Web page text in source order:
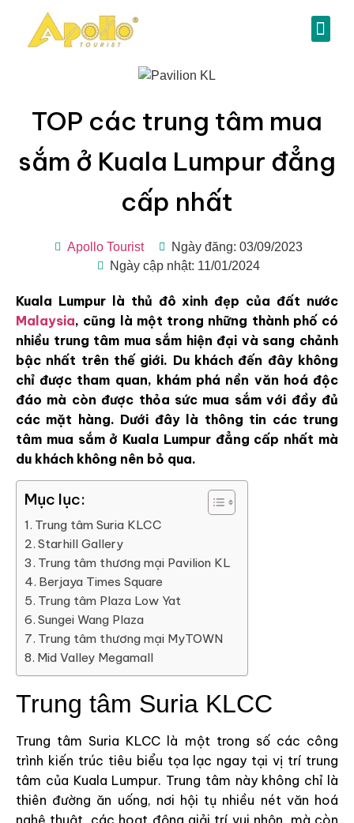
TOP các trung tâm mua
sắm ở Kuala Lumpur đẳng
cấp nhất
Apollo Tourist
Ngày đăng: 03/09/2023
Ngày cập nhật: 11/01/2024
Kuala Lumpur là thủ đô xinh đẹp của đất nước
Malaysia, cũng là một trong những thành phố có
nhiều trung tâm mua sắm hiện đại và sang chảnh
bậc nhất trên thế giới. Du khách đến đây không
chỉ được tham quan, khám phá nền văn hoá độc
đáo mà còn được thỏa sức mua sắm với đầy đủ
các mặt hàng. Dưới đây là thông tin các trung
tâm mua sắm ở Kuala Lumpur đẳng cấp nhất mà
du khách không nên bỏ qua.
Mục lục:
Trung tâm Suria KLCC
Starhill Gallery
Trung tâm thương mại Pavilion KL
Berjaya Times Square
Trung tâm Plaza Low Yat
Sungei Wang Plaza
Trung tâm thương mại MyTOWN
Mid Valley Megamall
Trung tâm Suria KLCC
Trung tâm Suria KLCC là một trong số các công
trình kiến trúc tiêu biểu tọa lạc ngay tại vị trí trung
tâm của Kuala Lumpur. Trung tâm này không chỉ là
thiên đường ăn uống, nơi hội tụ nhiều nét văn hoá